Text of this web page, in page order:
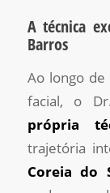
A técnica
Barros
Ao longo de
facial, o
própria
trajetória
Coreia do